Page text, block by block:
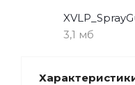
3,1 мб